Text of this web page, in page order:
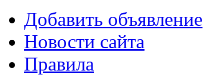
Добавить объявление
Новости сайта
Правила